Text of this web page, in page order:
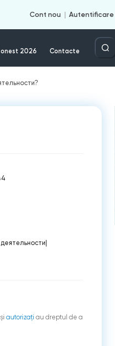
Cont nou Autentificare
2026 Contacte
Căutare
şi autorizați au dreptul de a